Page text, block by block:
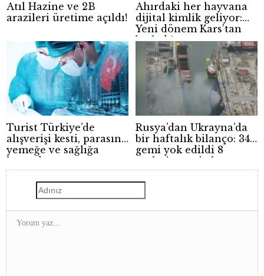
Atıl Hazine ve 2B
arazileri üretime açıldı!
Ahırdaki her hayvana
dijital kimlik geliyor:
Yeni dönem Kars’tan
başladı!
Turist Türkiye’de
alışverişi kesti, parasını
yemeğe ve sağlığa
harcadı
Rusya’dan Ukrayna’da
bir haftalık bilanço: 34
gemi yok edildi 8
yerleşim yeri ele
geçirildi